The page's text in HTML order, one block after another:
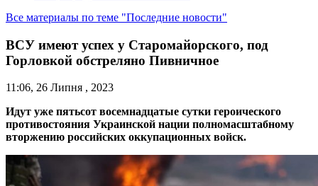
Все материалы по теме "Последние новости"
ВСУ имеют успех у Старомайорского, под
Горловкой обстреляно Пивничное
11:06, 26 Липня , 2023
Идут уже пятьсот восемнадцатые сутки героического
противостояния Украинской нации полномасштабному
вторжению российских оккупационных войск.